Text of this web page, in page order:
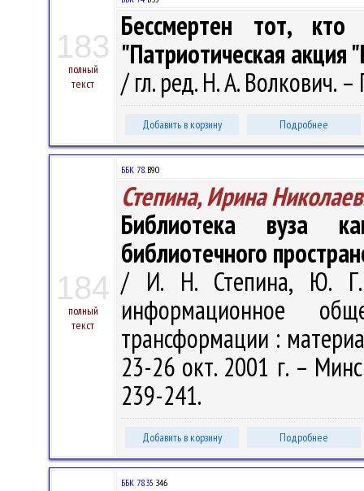
183
полный
текст
Бессмертен тот,
"Патриотическая акция
/ гл. ред. Н. А. Волкович.
Добавить в корзину Подробнее
184
полный
текст
ББК 78.В90
Степина, Ирина
Библиотека вуза
библиотечного
/ И. Н. Степина, Ю. Г.
информационное
трансформации :
23-26 окт. 2001 г. –
239-241.
Добавить в корзину Подробнее
ББК 78.35 З46